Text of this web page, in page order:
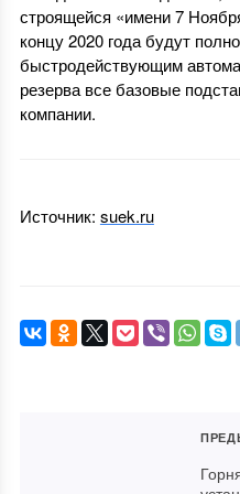
строящейся «имени 7
концу 2020 года будут
быстродействующим
резерва все базовые
компании.
Источник: suek.ru